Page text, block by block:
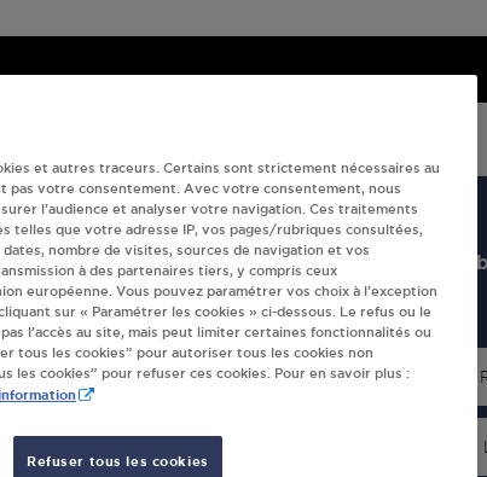
Revendeur de
S'Y
et autres traceurs. Certains sont strictement nécessaires au
pas votre consentement. Avec votre consentement, nous
l’audience et analyser votre navigation. Ces traitements
telles que votre adresse IP, vos pages/rubriques consultées,
nombre de visites, sources de navigation et vos
à des partenaires tiers, y compris ceux
européenne. Vous pouvez paramétrer vos choix à l’exception
sur « Paramétrer les cookies » ci-dessous. Le refus ou le
l’accès au site, mais peut limiter certaines fonctionnalités ou
tous les cookies” pour autoriser tous les cookies non
les cookies” pour refuser ces cookies. Pour en savoir plus :
Refuser tous les cookies